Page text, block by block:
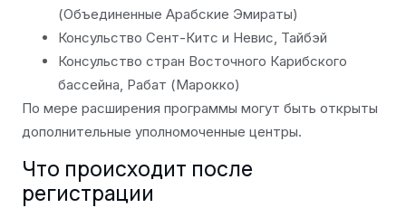
(Объединенные Арабские Эмираты)
Консульство Сент-Китс и Невис, Тайбэй
Консульство стран Восточного Карибского
бассейна, Рабат (Марокко)
По мере расширения программы могут быть открыты
дополнительные уполномоченные центры.
Что происходит после
регистрации